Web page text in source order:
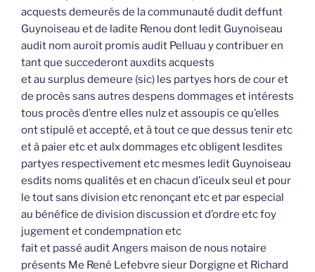
acquests demeurés de la communauté dudit deffunt
Guynoiseau et de ladite Renou dont ledit Guynoiseau
audit nom auroit promis audit Pelluau y contribuer en
tant que succederont auxdits acquests
et au surplus demeure (sic) les partyes hors de cour et
de procès sans autres despens dommages et intérests
tous procès d’entre elles nulz et assoupis ce qu’elles
ont stipulé et accepté, et à tout ce que dessus tenir etc
et à paier etc et aulx dommages etc obligent lesdites
partyes respectivement etc mesmes ledit Guynoiseau
esdits noms qualités et en chacun d’iceulx seul et pour
le tout sans division etc renonçant etc et par especial
au bénéfice de division discussion et d’ordre etc foy
jugement et condempnation etc
fait et passé audit Angers maison de nous notaire
présents Me René Lefebvre sieur Dorgigne et Richard